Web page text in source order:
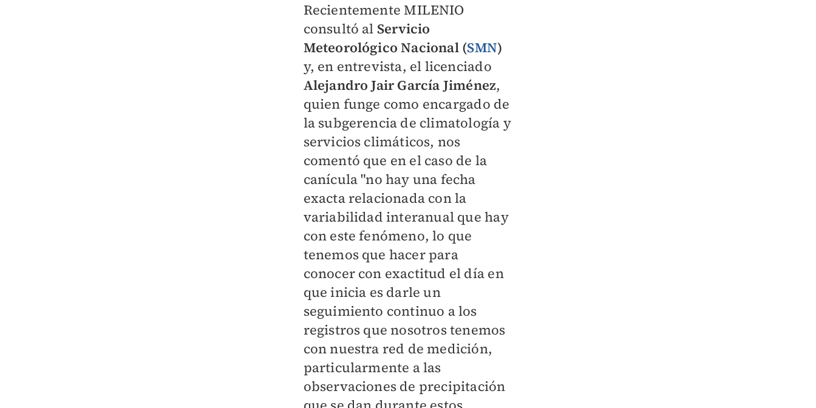
RecientementeMILENIO
consultó al Servicio
Meteorológico Nacional (SMN)
y, en entrevista, el licenciado
Alejandro Jair García Jiménez,
quien funge como encargado de
la subgerencia de climatología y
servicios climáticos, nos
comentó que en el caso de la
canícula "no hay una fecha
exacta relacionada con la
variabilidad interanual que hay
con este fenómeno, lo que
tenemos que hacer para
conocer con exactitud el día en
que inicia es darle un
seguimiento continuo a los
registros que nosotros tenemos
con nuestra red de medición,
particularmente a las
observaciones de precipitación